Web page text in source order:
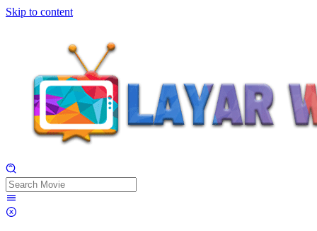
Skip to content